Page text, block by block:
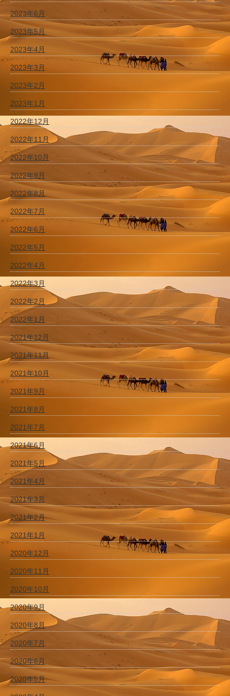
2023年6月
2023年5月
2023年4月
2023年3月
2023年2月
2023年1月
2022年12月
2022年11月
2022年10月
2022年9月
2022年8月
2022年7月
2022年6月
2022年5月
2022年4月
2022年3月
2022年2月
2022年1月
2021年12月
2021年11月
2021年10月
2021年9月
2021年8月
2021年7月
2021年6月
2021年5月
2021年4月
2021年3月
2021年2月
2021年1月
2020年12月
2020年11月
2020年10月
2020年9月
2020年8月
2020年7月
2020年6月
2020年5月